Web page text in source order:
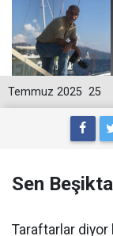
25
Temmuz 2025
Sen
Taraftarlar diyor